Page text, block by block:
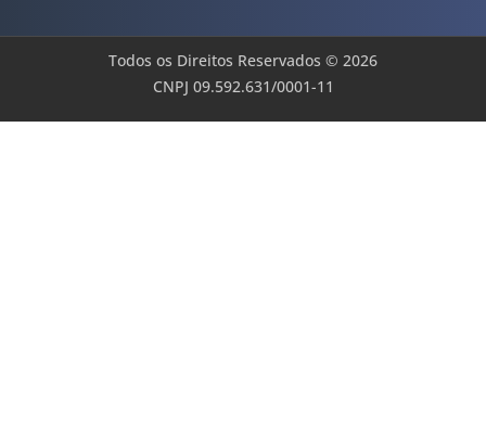
Todos os Direitos Reservados © 2026
CNPJ 09.592.631/0001-11